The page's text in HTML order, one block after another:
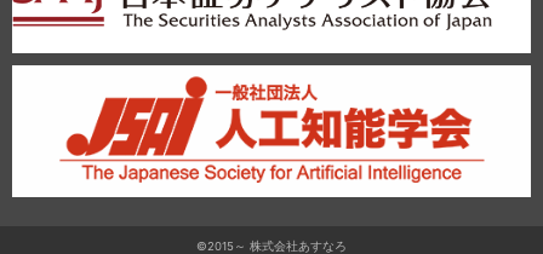
©2015～ 株式会社あすなろ